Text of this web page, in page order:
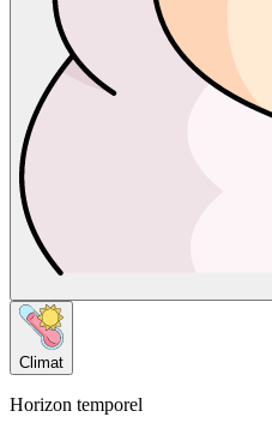
Climat
Horizon temporel